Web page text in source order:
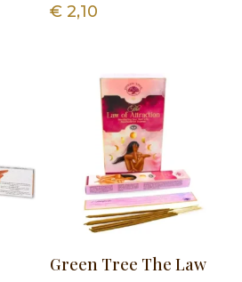
€ 2,10
Green Tree The Law